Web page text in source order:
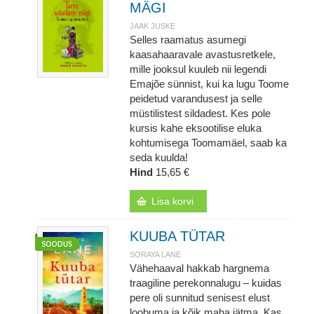
MÄGI
JAAK JUSKE
Selles raamatus asumegi
kaasahaaravale avastusretkele,
mille jooksul kuuleb nii legendi
Emajõe sünnist, kui ka lugu Toome
peidetud varandusest ja selle
müstilistest sildadest. Kes pole
kursis kahe eksootilise eluka
kohtumisega Toomamäel, saab ka
seda kuulda!
Hind 15,65 €
Lisa korvi
KUUBA TÜTAR
SORAYA LANE
Vähehaaval hakkab hargnema
traagiline perekonnalugu – kuidas
pere oli sunnitud senisest elust